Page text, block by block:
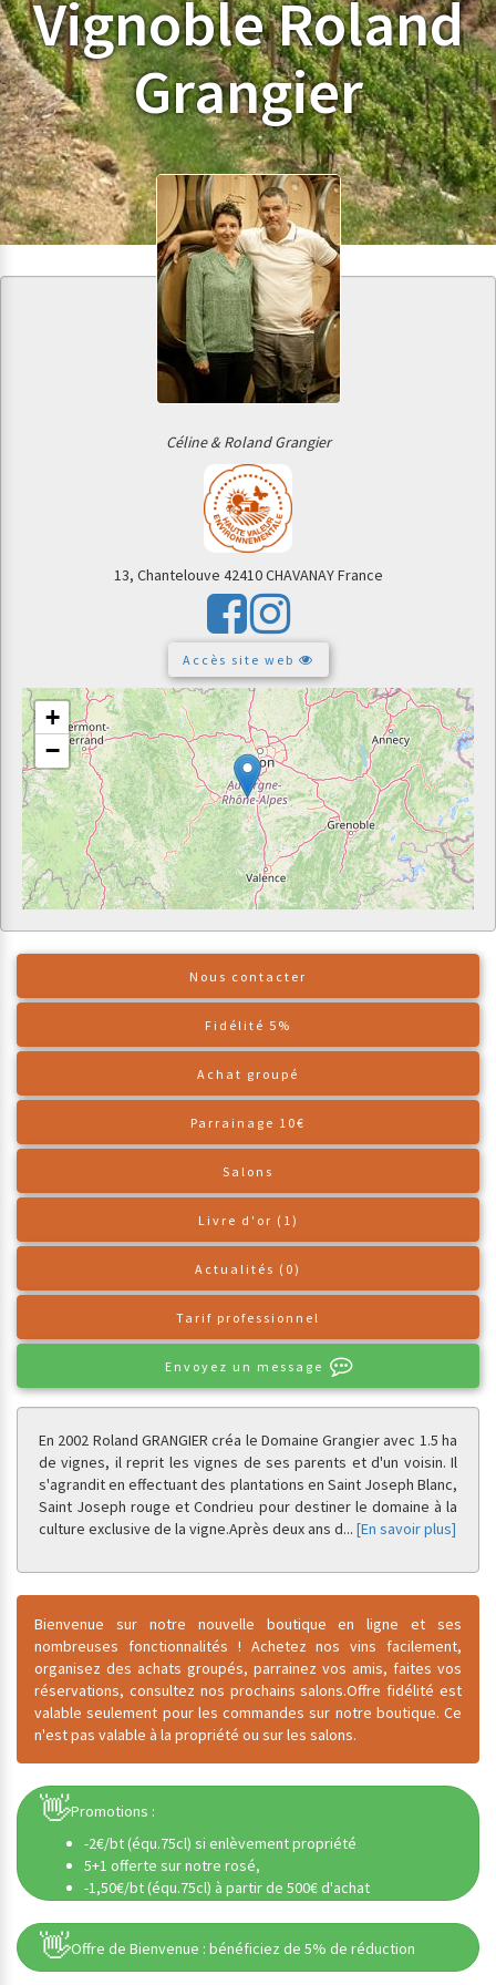
Vignoble Roland
Grangier
Céline & Roland Grangier
13, Chantelouve 42410 CHAVANAYFrance
Accès site web
+
−
Nous contacter
Fidélité 5%
Achat groupé
Parrainage 10€
Salons
Livre d'or (1)
Actualités (0)
Tarif professionnel
Envoyez un message
En 2002 Roland GRANGIER créa le Domaine Grangier avec 1.5 ha
de vignes, il reprit les vignes de ses parents et d'un voisin. Il
s'agrandit en effectuant des plantations en Saint Joseph Blanc,
Saint Joseph rouge et Condrieu pour destiner le domaine à la
culture exclusive de la vigne.Après deux ans d... [En savoir plus]
Bienvenue sur notre nouvelle boutique en ligne et ses
nombreuses fonctionnalités ! Achetez nos vins facilement,
organisez des achats groupés, parrainez vos amis, faites vos
réservations, consultez nos prochains salons.Offre fidélité est
valable seulement pour les commandes sur notre boutique. Ce
n'est pas valable à la propriété ou sur les salons.
👋Promotions :
-2€/bt (équ.75cl) si enlèvement propriété
5+1 offerte sur notre rosé,
-1,50€/bt (équ.75cl) à partir de 500€ d'achat
👋Offre de Bienvenue : bénéficiez de 5% de réduction